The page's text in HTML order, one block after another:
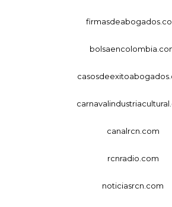
canalrcn.com
rcnradio.com
noticiasrcn.com